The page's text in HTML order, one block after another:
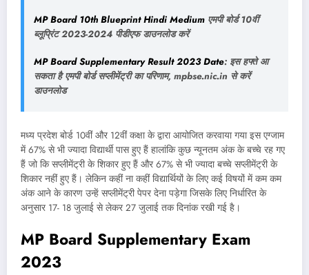
MP Board 10th Blueprint Hindi Mediumएमपी बोर्ड 10वीं
ब्लूप्रिंट 2023-2024 पीडीएफ डाउनलोड करें
MP Board Supplementary Result 2023 Date: इस हफ्ते आ
सकता है एमपी बोर्ड सप्लीमेंट्री का परिणाम, mpbse.nic.in से करें
डाउनलोड
मध्य प्रदेश बोर्ड 10वीं और 12वीं कक्षा के द्वारा आयोजित करवाया गया इस एग्जाम
में 67% से भी ज्यादा विद्यार्थी पास हुए हैं हालांकि कुछ न्यूनतम अंक के बच्चे रह गए
हैं जो कि सप्लीमेंट्री के शिकार हुए हैं और 67% से भी ज्यादा बच्चे सप्लीमेंट्री के
शिकार नहीं हुए हैं। लेकिन कहीं ना कहीं विद्यार्थियों के लिए कई विषयों में कम कम
अंक आने के कारण उन्हें सप्लीमेंट्री पेपर देना पड़ेगा जिसके लिए निर्धारित के
अनुसार 17- 18 जुलाई से लेकर 27 जुलाई तक दिनांक रखी गई है।
MP Board Supplementary Exam
2023